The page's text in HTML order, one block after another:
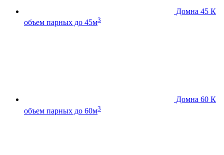
Домна 45 К
объем парных до 45м3
Домна 60 К
объем парных до 60м3